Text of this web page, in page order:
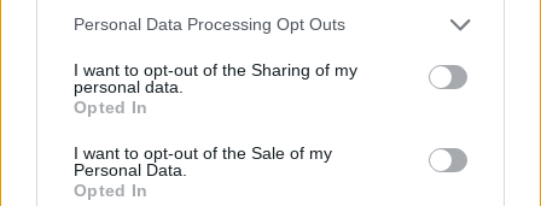
Please note that this website/app uses one or more Google
not limited to your visit or usage behaviour. You may click to
grant or deny consent to Google and its third-party tags to
use your data for below specified purposes in below Google
consent section.
Personal Data Processing Opt Outs
I want to opt-out of the Sharing of my
personal data.
Opted In
I want to opt-out of the Sale of my
Personal Data.
Opted In
BEST OFINTERNET